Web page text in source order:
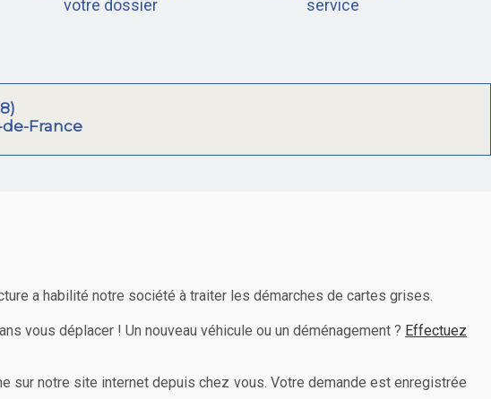
votre dossier
service
France
a habilité notre société à traiter les démarches de cartes grises.
vous déplacer ! Un nouveau véhicule ou un déménagement ? Effectuez
sur notre site internet depuis chez vous. Votre demande est enregistrée